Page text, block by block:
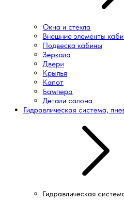
Окна и стёкла
Внешние элементы
Подвеска кабины
Зеркала
Двери
Крылья
Капот
Бампера
Детали салона
Гидравлическая система,
Гидравлическая